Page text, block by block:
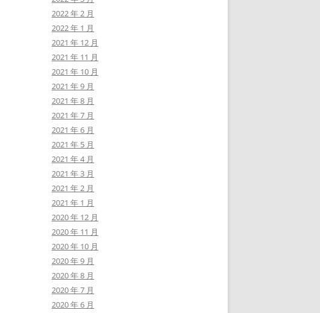
2022 年 2 月
2022 年 1 月
2021 年 12 月
2021 年 11 月
2021 年 10 月
2021 年 9 月
2021 年 8 月
2021 年 7 月
2021 年 6 月
2021 年 5 月
2021 年 4 月
2021 年 3 月
2021 年 2 月
2021 年 1 月
2020 年 12 月
2020 年 11 月
2020 年 10 月
2020 年 9 月
2020 年 8 月
2020 年 7 月
2020 年 6 月